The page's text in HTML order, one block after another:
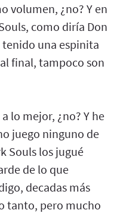
volumen, ¿no? Y en
como diría Don
tenido una espinita
final, tampoco son
lo mejor, ¿no? Y he
juego ninguno de
Souls los jugué
de lo que
decadas más
tanto, pero mucho